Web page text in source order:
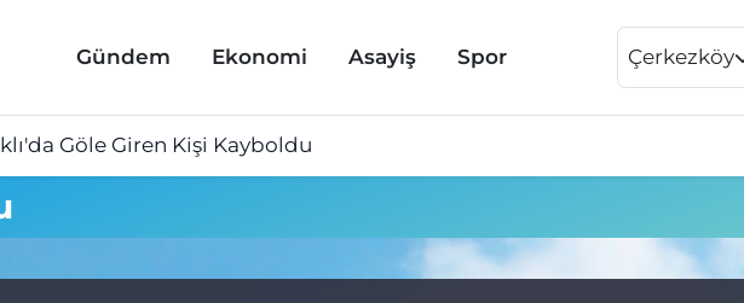
Gündem Ekonomi Asayiş Spor Çerkezköy
Göle Giren Kişi Kayboldu